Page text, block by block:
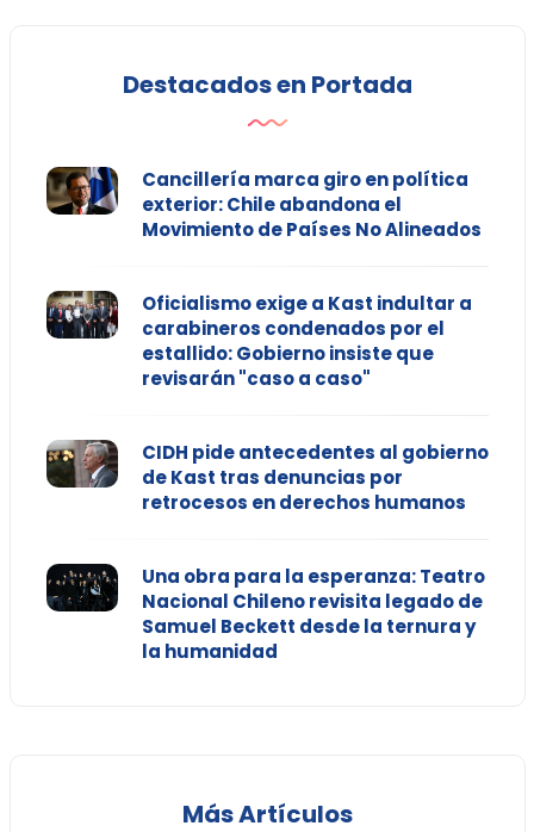
Destacados en Portada
Cancillería marca giro en política
exterior: Chile abandona el
Movimiento de Países No Alineados
Oficialismo exige a Kast indultar a
carabineros condenados por el
estallido: Gobierno insiste que
revisarán "caso a caso"
CIDH pide antecedentes al gobierno
de Kast tras denuncias por
retrocesos en derechos humanos
Una obra para la esperanza: Teatro
Nacional Chileno revisita legado de
Samuel Beckett desde la ternura y
la humanidad
Más Artículos